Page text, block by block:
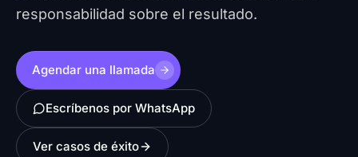
responsabilidad sobre el resultado.
Agendar una llamada
Escríbenos por WhatsApp
Ver casos de éxito